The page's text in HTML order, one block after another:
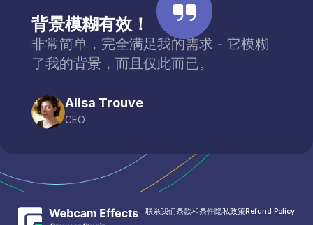
背景模糊有效！
非常简单，完全满足我的需求 - 它模糊
了我的背景，而且仅此而已。
Alisa Trouve
CEO
联系我们条款和条件隐私政策Refund Policy